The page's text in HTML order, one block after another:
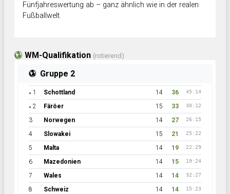
Fünfjahreswertung ab – ganz ähnlich wie in der realen
Fußballwelt.
WM-Qualifikation (rotierend)
Gruppe 2
● 1 Schottland 14 36 45:14
● 2 Färöer 15 33 30:12
3 Norwegen 14 27 26:15
4 Slowakei 15 21 25:22
5 Malta 14 19 22:29
6 Mazedonien 14 15 19:24
7 Wales 14 14 32:27
8 Schweiz 14 14 15:23